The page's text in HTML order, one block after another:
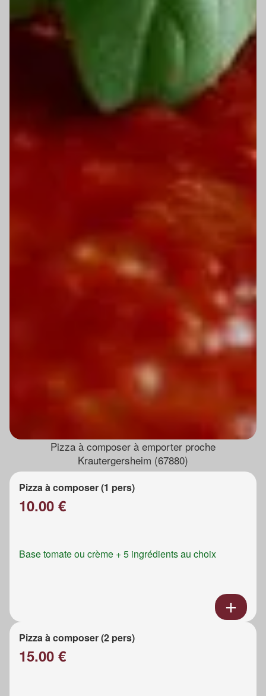
Pizza à composer à emporter proche
Krautergersheim (67880)
Pizza à composer (1 pers)
10.00 €
Base tomate ou crème + 5 ingrédients au choix
Pizza à composer (2 pers)
15.00 €